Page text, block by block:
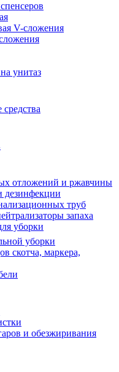
V-сложения
унитаз
отложений и ржавчины
дезинфекции
труб
запаха
уборки
уборки
скотча, маркера,
и обезжиривания